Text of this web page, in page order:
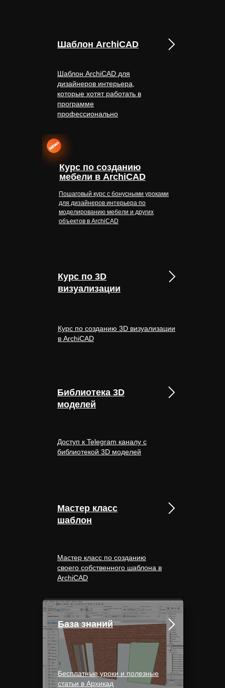
Библиотека 3D
моделей
Мастер класс
шаблон
База знаний
Бесплатные уроки и полезные
статьи в Архикад
Курс по 3D
визуализации
Курс по созданию 3D визуализации
в ArchiCAD
Мастер класс по созданию
своего собственного шаблона в
ArchiCAD
Доступ к Telegram каналу с
библиотекой 3D моделей
Шаблон ArchiCAD
Курс по созданию
мебели в ArchiCAD
Пошаговый курс с бонусными уроками
для дизайнеров интерьера по
моделированию мебели и других
объектов в ArchiCAD
Шаблон ArchiCAD для
дизайнеров интерьера,
которые хотят работать в
программе
профессионально